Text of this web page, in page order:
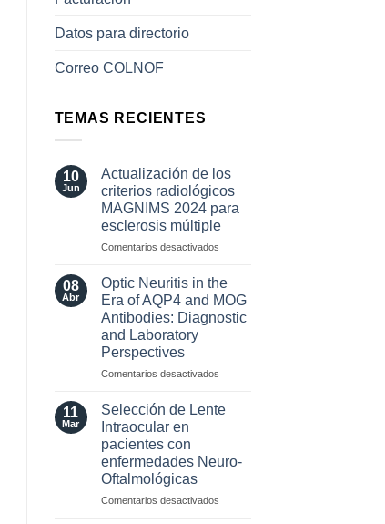
Datos para directorio
Correo COLNOF
TEMAS RECIENTES
10
Jun
Actualización de los
criterios radiológicos
MAGNIMS 2024 para
esclerosis múltiple
Comentarios desactivadosen
los
criterios
radiológicos
para
08
Abr
Optic Neuritis in the
Era of AQP4 and MOG
Antibodies: Diagnostic
and Laboratory
Perspectives
Comentarios desactivadosen
of
and
11
Mar
Selección de Lente
Intraocular en
pacientes con
enfermedades Neuro-
Oftalmológicas
Comentarios desactivadosen